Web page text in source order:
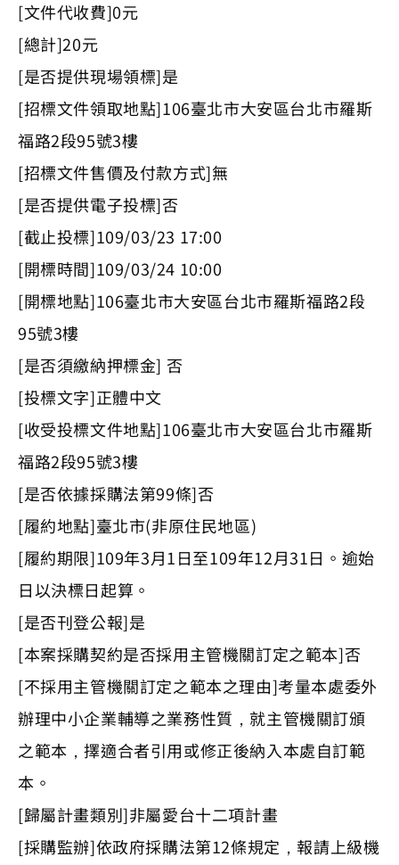
[文件代收費]0元
[總計]20元
[是否提供現場領標]是
[招標文件領取地點]106臺北市大安區台北市羅斯
福路2段95號3樓
[招標文件售價及付款方式]無
[是否提供電子投標]否
[截止投標]109/03/23 17:00
[開標時間]109/03/24 10:00
[開標地點]106臺北市大安區台北市羅斯福路2段
95號3樓
[是否須繳納押標金] 否
[投標文字]正體中文
[收受投標文件地點]106臺北市大安區台北市羅斯
福路2段95號3樓
[是否依據採購法第99條]否
[履約地點]臺北市(非原住民地區)
[履約期限]109年3月1日至109年12月31日。逾始
日以決標日起算。
[是否刊登公報]是
[本案採購契約是否採用主管機關訂定之範本]否
[不採用主管機關訂定之範本之理由]考量本處委外
辦理中小企業輔導之業務性質，就主管機關訂頒
之範本，擇適合者引用或修正後納入本處自訂範
本。
[歸屬計畫類別]非屬愛台十二項計畫
[採購監辦]依政府採購法第12條規定，報請上級機